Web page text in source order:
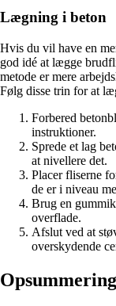
Lægning i beton
Hvis du vil have en
god idé at lægge
metode er mere
Følg disse trin for at
Forbered
instruktioner.
Sprede et lag
at nivellere det.
Placer fliserne
de er i niveau
Brug en
overflade.
Afslut ved at
overskydende
Opsummering